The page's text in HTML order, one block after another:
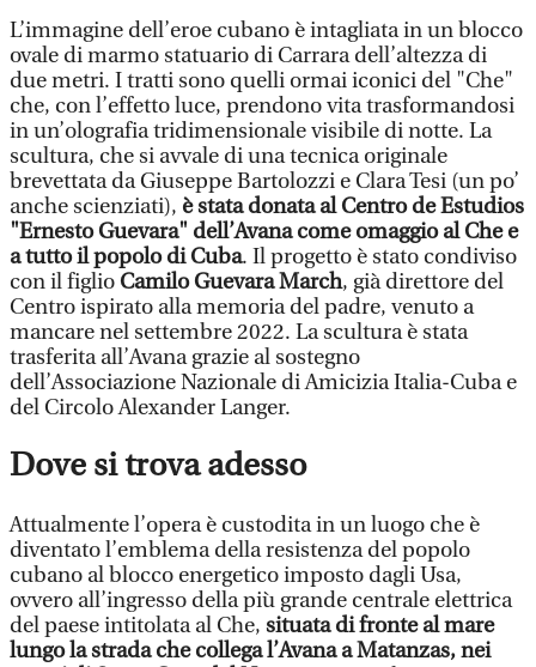
L’immagine dell’eroe cubano è intagliata in un blocco
ovale di marmo statuario di Carrara dell’altezza di
due metri. I tratti sono quelli ormai iconici del "Che"
che, con l’effetto luce, prendono vita trasformandosi
in un’olografia tridimensionale visibile di notte. La
scultura, che si avvale di una tecnica originale
brevettata da Giuseppe Bartolozzi e Clara Tesi (un po’
anche scienziati), è stata donata al Centro de Estudios
"Ernesto Guevara" dell’Avana come omaggio al Che e
a tutto il popolo di Cuba. Il progetto è stato condiviso
con il figlio Camilo Guevara March, già direttore del
Centro ispirato alla memoria del padre, venuto a
mancare nel settembre 2022. La scultura è stata
trasferita all’Avana grazie al sostegno
dell’Associazione Nazionale di Amicizia Italia-Cuba e
del Circolo Alexander Langer.
Dove si trova adesso
Attualmente l’opera è custodita in un luogo che è
diventato l’emblema della resistenza del popolo
cubano al blocco energetico imposto dagli Usa,
ovvero all’ingresso della più grande centrale elettrica
del paese intitolata al Che, situata di fronte al mare
lungo la strada che collega l’Avana a Matanzas, nei